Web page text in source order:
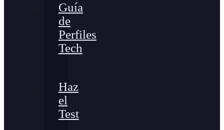
Guía
de
Perfiles
Tech
Haz
el
Test